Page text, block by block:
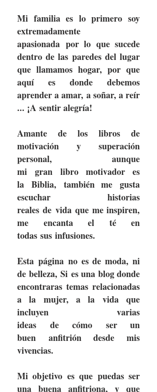
Mi familia es lo primero soy
extremadamente
apasionada por lo que sucede
dentro de las paredes del lugar
que llamamos hogar, por que
aquí es donde debemos
aprender a amar, a soñar, a reír
... ¡A sentir alegría!​
Amante de los libros de
motivación y superación
personal, aunque
mi gran libro motivador es
la Biblia, también me gusta
escuchar historias
reales de vida que me inspiren,
me encanta el té en
todas sus infusiones. ​
Esta página no es de moda, ni
de belleza, Si es una blog donde
encontraras temas relacionadas
a la mujer, a la vida que
incluyen varias
ideas de cómo ser un
buen anfitrión desde mis
vivencias.
Mi objetivo es que puedas ser
una buena anfitriona, y que